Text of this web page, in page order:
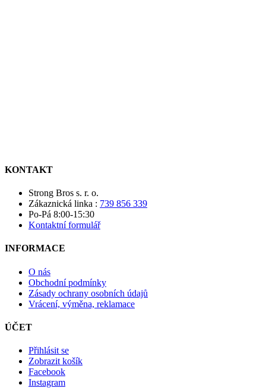
KONTAKT
Strong Bros s. r. o.
Zákaznická linka : 739 856 339
Po-Pá 8:00-15:30
Kontaktní formulář
INFORMACE
O nás
Obchodní podmínky
Zásady ochrany osobních údajů
Vrácení, výměna, reklamace
ÚČET
Přihlásit se
Zobrazit košík
Facebook
Instagram